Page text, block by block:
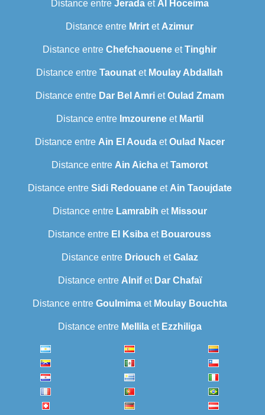
Distance entre Jeradaet Al Hoceima
Distance entre Mrirt et Azimur
Distance entre Chefchaouene etTinghir
Distance entre Taounat et Moulay Abdallah
Distance entre Dar Bel AmrietOulad Zmam
Distance entre Imzoureneet Martil
Distance entre Ain El AoudaetOulad Nacer
Distance entre Ain Aicha etTamorot
Distance entre Sidi Redouaneet Ain Taoujdate
Distance entre Lamrabih et Missour
Distance entre El Ksiba et Bouarouss
Distance entre Driouch etGalaz
Distance entre Alnifet Dar Chafaï
Distance entre Goulmimaet Moulay Bouchta
Distance entre Mellilaet Ezzhiliga